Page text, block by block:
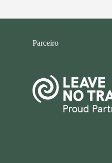
Parceiro